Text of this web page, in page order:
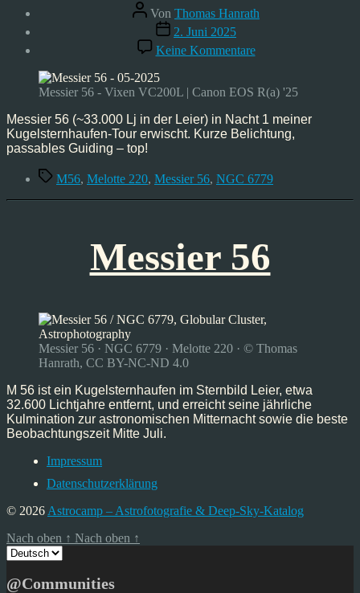
Beitragsautor
Von Thomas Hanrath
Veröffentlichungsdatum
2. Juni 2025
Keine Kommentarezu
Messier
Mai’25
Messier 56 - Vixen VC200L | Canon EOS R(a) '25
Messier 56 (~33.000 Lj in der Leier) in Nacht 1 meiner
Kugelsternhaufen-Tour erwischt. Kurze Belichtung,
passables Guiding – top!
Schlagwörter
M56, Melotte 220, Messier 56, NGC 6779
Messier 56
Messier 56 · NGC 6779 · Melotte 220 · © Thomas
Hanrath, CC BY-NC-ND 4.0
M 56 ist ein Kugelsternhaufen im Sternbild Leier, etwa
32.600 Lichtjahre entfernt, und erreicht seine jährliche
Kulmination zur astronomischen Mitternacht sowie die beste
Beobachtungszeit Mitte Juli.
Impressum
Datenschutzerklärung
© 2026 Astrocamp – Astrofotografie & Deep-Sky-Katalog
Nach oben ↑ Nach oben ↑
Sprache
auswählen
@Communities